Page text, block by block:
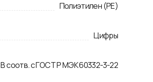
Полиэтилен (PE)
Цифры
В соотв. с ГОСТ Р МЭК 60332-3-22